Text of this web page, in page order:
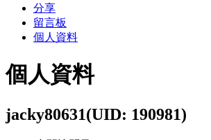
分享
留言板
個人資料
個人資料
jacky80631(UID: 190981)